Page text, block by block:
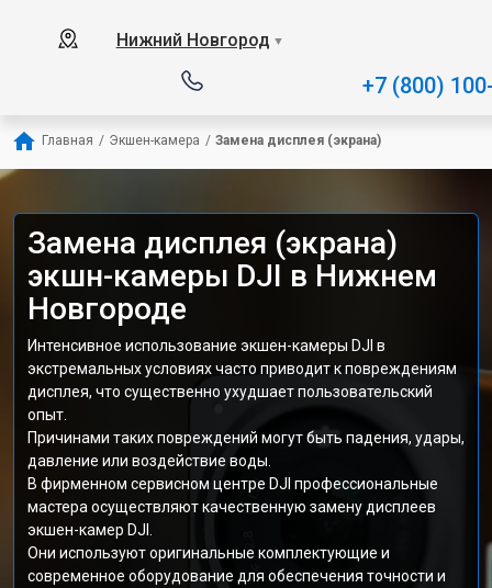
Нижний Новгород ▼
+7 (800)
Главная / Экшен-камера / Замена дисплея (экрана)
Замена дисплея (экрана)
экшн-камеры DJI в Нижнем
Новгороде
Интенсивное использование экшен-камеры DJI в
экстремальных условиях часто приводит к повреждениям
дисплея, что существенно ухудшает пользовательский
опыт.
Причинами таких повреждений могут быть падения, удары,
давление или воздействие воды.
В фирменном сервисном центре DJI профессиональные
мастера осуществляют качественную замену дисплеев
экшен-камер DJI.
Они используют оригинальные комплектующие и
современное оборудование для обеспечения точности и